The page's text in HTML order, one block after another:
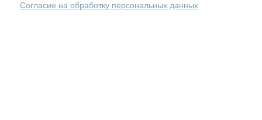
Согласие на обработку персональных данных